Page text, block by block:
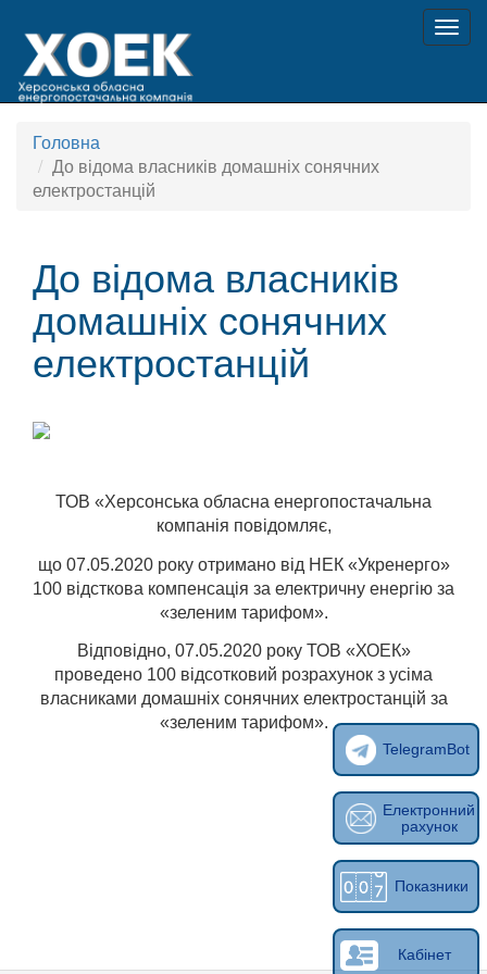
Головна
До відома власників домашніх сонячних
електростанцій
До відома власників
домашніх сонячних
електростанцій
ТОВ «Херсонська обласна енергопостачальна
компанія повідомляє,
що 07.05.2020 року отримано від НЕК «Укренерго»
100 відсткова компенсація за електричну енергію за
«зеленим тарифом».
Відповідно, 07.05.2020 року ТОВ «ХОЕК»
проведено 100 відсотковий розрахунок з усіма
власниками домашніх сонячних електростанцій за
«зеленим тарифом».
TelegramBot
Електронний
рахунок
Показники
Кабінет